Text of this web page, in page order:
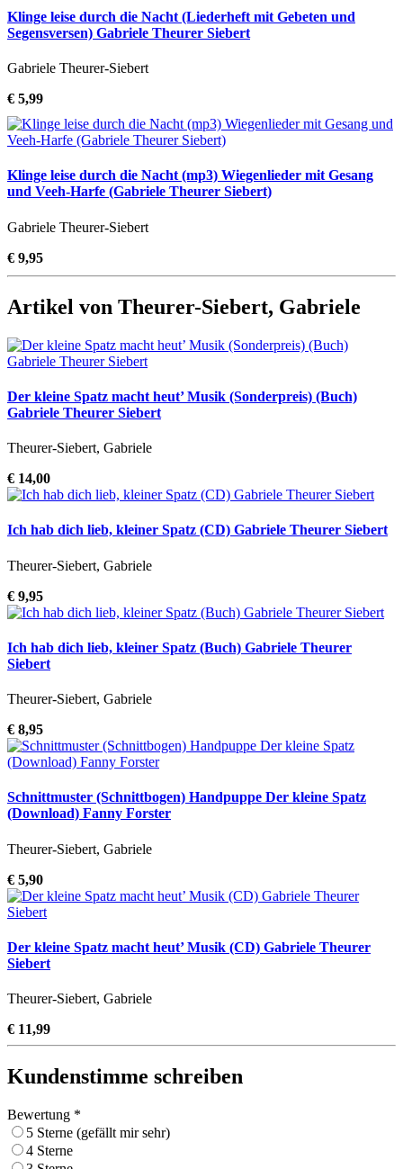
Klinge leise durch die Nacht (Liederheft mit Gebeten und
Segensversen) Gabriele Theurer Siebert
Gabriele Theurer-Siebert
€ 5,99
Klinge leise durch die Nacht (mp3) Wiegenlieder mit Gesang
und Veeh-Harfe (Gabriele Theurer Siebert)
Gabriele Theurer-Siebert
€ 9,95
Artikel von Theurer-Siebert, Gabriele
Der kleine Spatz macht heut’ Musik (Sonderpreis) (Buch)
Gabriele Theurer Siebert
Theurer-Siebert, Gabriele
€ 14,00
Ich hab dich lieb, kleiner Spatz (CD) Gabriele Theurer Siebert
Theurer-Siebert, Gabriele
€ 9,95
Ich hab dich lieb, kleiner Spatz (Buch) Gabriele Theurer
Siebert
Theurer-Siebert, Gabriele
€ 8,95
Schnittmuster (Schnittbogen) Handpuppe Der kleine Spatz
(Download) Fanny Forster
Theurer-Siebert, Gabriele
€ 5,90
Der kleine Spatz macht heut’ Musik (CD) Gabriele Theurer
Siebert
Theurer-Siebert, Gabriele
€ 11,99
Kundenstimme schreiben
Bewertung *
5 Sterne (gefällt mir sehr)
4 Sterne